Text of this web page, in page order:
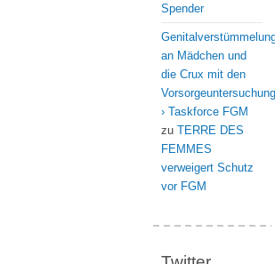
Spender
an Mädchen und
die Crux mit den
› Taskforce FGM
zu TERRE DES
FEMMES
verweigert Schutz
vor FGM